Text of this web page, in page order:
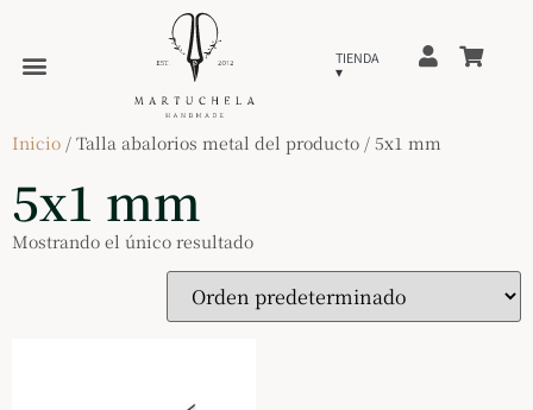
Inicio / Talla abalorios metal del producto / 5x1 mm
5x1 mm
Mostrando el único resultado